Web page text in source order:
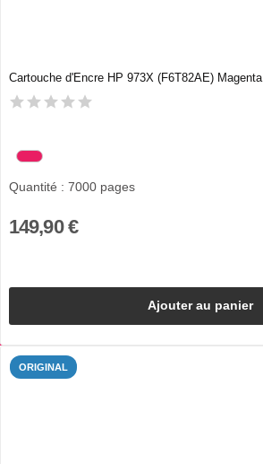
Cartouche d'Encre HP 973X (F6T82AE) Magenta
Quantité : 7000 pages
149,90 €
Ajouter au panier
ORIGINAL